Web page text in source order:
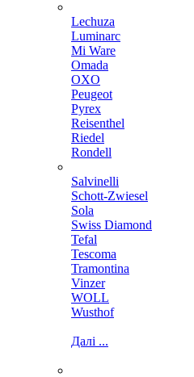
Lechuza
Luminarc
Mi Ware
Omada
OXO
Peugeot
Pyrex
Reisenthel
Riedel
Rondell
Salvinelli
Schott-Zwiesel
Sola
Swiss Diamond
Tefal
Tescoma
Tramontina
Vinzer
WOLL
Wusthof
Далі ...